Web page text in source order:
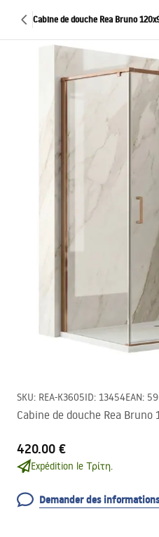
Cabine de douche Rea Bruno
SKU: REA-K3605ID: 13454EAN:
Cabine de douche Rea
420.00 €
Expédition le Τρίτη.
Demander des